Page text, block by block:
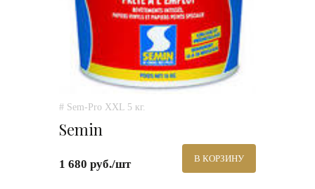
# Sem-Pro XXL 5 кг.
Semin
1 680 руб./шт В КОРЗИНУ